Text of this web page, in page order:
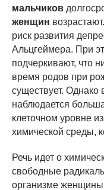
мальчиков
женщин
риск развития
Альцгеймера. При
подчеркивают, что
время родов при
существует. Однако
наблюдается
клеточном уровне
химической среды,
Речь идет о
свободные
организме женщины